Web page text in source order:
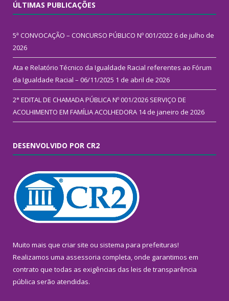
ÚLTIMAS PUBLICAÇÕES
5ª CONVOCAÇÃO – CONCURSO PÚBLICO Nº 001/2022 6 de julho de
2026
Ata e Relatório Técnico da Igualdade Racial referentes ao Fórum
da Igualdade Racial – 06/11/2025 1 de abril de 2026
2° EDITAL DE CHAMADA PÚBLICA Nº 001/2026 SERVIÇO DE
ACOLHIMENTO EM FAMÍLIA ACOLHEDORA 14 de janeiro de 2026
DESENVOLVIDO POR CR2
Muito mais que criar site ou sistema para prefeituras!
Realizamos uma assessoria completa, onde garantimos em
contrato que todas as exigências das leis de transparência
pública serão atendidas.